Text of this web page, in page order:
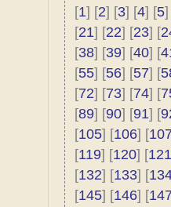
[1] [2] [3] [4] [5]
[21] [22] [23] [
[38] [39] [40] [
[55] [56] [57] [
[72] [73] [74] [
[89] [90] [91] [
[105] [106] [
[119] [120] [121
[132] [133] [
[145] [146] [